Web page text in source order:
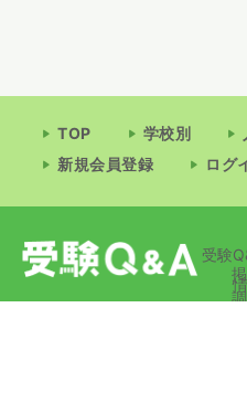
TOP 学校別
新規会員登録
ログ
受験